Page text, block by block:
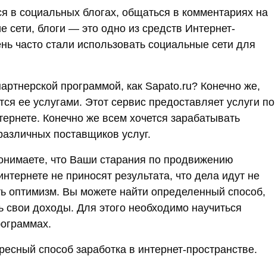
в социальных блогах, общаться в комментариях на
блоги — это одно из средств Интернет-
часто стали использовать социальные сети для
программой, как Sapato.ru? Конечно же,
ее услугами. Этот сервис предоставляет услуги по
Конечно же всем хочется зарабатывать
поставщиков услуг.
что Ваши старания по продвижению
не приносят результата, что дела идут не
оптимизм. Вы можете найти определенный способ,
свои доходы. Для этого необходимо научиться
способ заработка в интернет-пространстве.